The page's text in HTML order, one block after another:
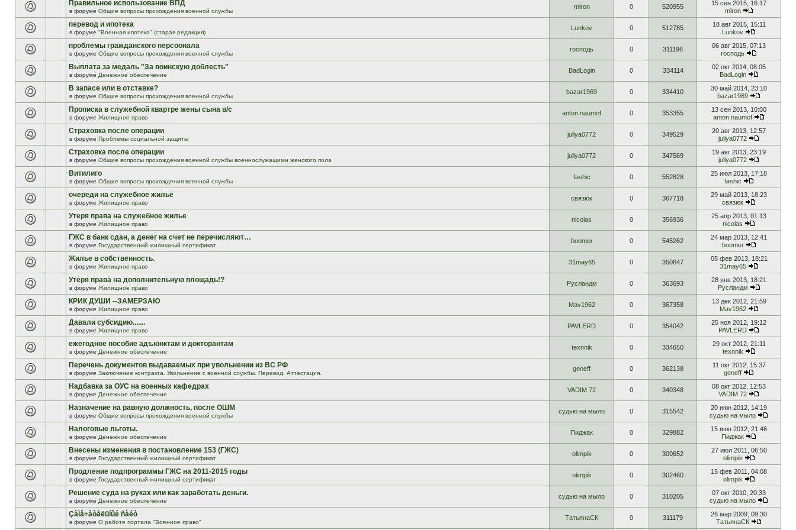
Правильное использование ВПД
в форуме Общие вопросы прохождения военной службы
miron 0 520955
15 сен 2015, 16:17
miron
перевод и ипотека
в форуме "Военная ипотека" (старая редакция)
Lunkov 0 512785
18 авг 2015, 15:11
Lunkov
проблемы гражданского персоонала
в форуме Общие вопросы прохождения военной службы
господь 0 311196
06 авг 2015, 07:13
господь
Выплата за медаль "За воинскую доблесть"
в форуме Денежное обеспечение
BadLogin 0 334114
02 окт 2014, 08:05
BadLogin
В запасе или в отставке?
в форуме Общие вопросы прохождения военной службы
bazar1969 0 334410
30 май 2014, 23:10
bazar1969
Прописка в служебной квартре жены сына в/с
в форуме Жилищное право
anton.naumof 0 353355
13 сен 2013, 10:00
anton.naumof
Страховка после операции
в форуме Проблемы социальной защиты
juliya0772 0 349529
20 авг 2013, 12:57
juliya0772
Страховка после операции
в форуме Общие вопросы прохождения военной службы военнослужащими женского пола
juliya0772 0 347569
19 авг 2013, 23:19
juliya0772
Витилиго
в форуме Общие вопросы прохождения военной службы
fashic 0 552828
25 июл 2013, 17:18
fashic
очереди на служебное жильё
в форуме Жилищное право
связюк 0 367718
29 май 2013, 18:23
связюк
Утеря права на служебное жилье
в форуме Жилищное право
nicolas 0 356936
25 апр 2013, 01:13
nicolas
ГЖС в банк сдан, а денег на счет не перечисляют…
в форуме Государственный жилищный сертификат
boomer 0 545262
24 мар 2013, 12:41
boomer
Жилье в собственность.
в форуме Жилищное право
31may65 0 350647
05 фев 2013, 18:21
31may65
Утеря права на дополнительную площадь!?
в форуме Жилищное право
Русландм 0 363693
28 янв 2013, 18:21
Русландм
КРИК ДУШИ --ЗАМЕРЗАЮ
в форуме Жилищное право
Mav1962 0 367358
13 дек 2012, 21:59
Mav1962
Давали субсидию.......
в форуме Жилищное право
PAVLERD 0 354042
25 ноя 2012, 19:12
PAVLERD
ежегодное пособие адъюнктам и докторантам
в форуме Денежное обеспечение
texnnik 0 334650
29 окт 2012, 21:11
texnnik
Перечень документов выдаваемых при увольнении из ВС РФ
в форуме Заключение контракта. Увольнение с военной службы. Перевод. Аттестация.
geneff 0 362138
11 окт 2012, 15:37
geneff
Надбавка за ОУС на военных кафедрах
в форуме Денежное обеспечение
VADIM 72 0 340348
08 окт 2012, 12:53
VADIM 72
Назначение на равную должность, после ОШМ
в форуме Общие вопросы прохождения военной службы
судью на мыло 0 315542
20 июн 2012, 14:19
судью на мыло
Налоговые льготы.
в форуме Денежное обеспечение
Пиджак 0 329882
15 июн 2012, 21:46
Пиджак
Внесены изменения в постановление 153 (ГЖС)
в форуме Государственный жилищный сертификат
olimpik 0 300652
27 июл 2011, 06:50
olimpik
Продление подпрограммы ГЖС на 2011-2015 годы
в форуме Государственный жилищный сертификат
olimpik 0 302460
15 фев 2011, 04:08
olimpik
Решение суда на руках или как заработать деньги.
в форуме Денежное обеспечение
судью на мыло 0 310205
07 окт 2010, 20:33
судью на мыло
Çàìå÷àòåëüíûé ñàéò
в форуме О работе портала "Военное право"
ТатьянаСК 0 311179
26 мар 2009, 09:30
ТатьянаСК